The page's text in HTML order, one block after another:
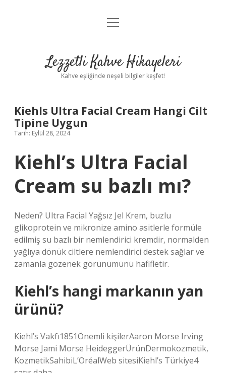
Anasayfa
Yasal Uyarı
menüyü
Lezzetli Kahve Hikayeleri
Kahve eşliğinde neşeli bilgiler keşfet!
Kiehls Ultra Facial Cream Hangi Cilt
Tipine Uygun
Tarih: Eylül 28, 2024
Kiehl’s Ultra Facial
Cream su bazlı mı?
Neden? Ultra Facial Yağsız Jel Krem, buzlu
glikoprotein ve mikronize amino asitlerle formüle
edilmiş su bazlı bir nemlendirici kremdir, normalden
yağlıya dönük ciltlere nemlendirici destek sağlar ve
zamanla gözenek görünümünü hafifletir.
Kiehl’s hangi markanın yan
ürünü?
Kiehl’s Vakfı1851Önemli kişilerAaron Morse Irving
Morse Jami Morse HeideggerÜrünDermokozmetik,
KozmetikSahibiL’OréalWeb sitesiKiehl’s Türkiye4